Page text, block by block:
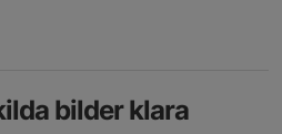
bilder klara